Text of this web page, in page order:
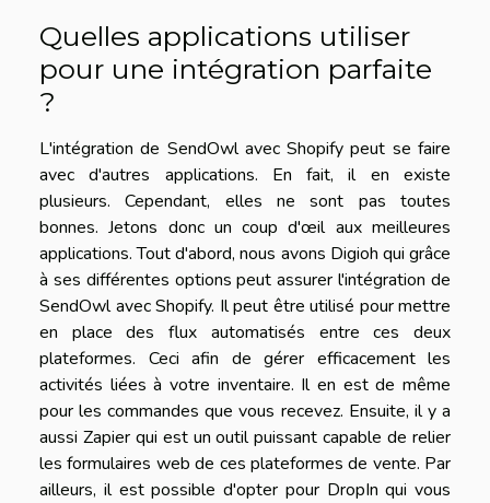
Quelles applications utiliser
pour une intégration parfaite
?
L'intégration de SendOwl avec Shopify peut se faire
avec d'autres applications. En fait, il en existe
plusieurs. Cependant, elles ne sont pas toutes
bonnes. Jetons donc un coup d'œil aux meilleures
applications. Tout d'abord, nous avons Digioh qui grâce
à ses différentes options peut assurer l'intégration de
SendOwl avec Shopify. Il peut être utilisé pour mettre
en place des flux automatisés entre ces deux
plateformes. Ceci afin de gérer efficacement les
activités liées à votre inventaire. Il en est de même
pour les commandes que vous recevez. Ensuite, il y a
aussi Zapier qui est un outil puissant capable de relier
les formulaires web de ces plateformes de vente. Par
ailleurs, il est possible d'opter pour DropIn qui vous